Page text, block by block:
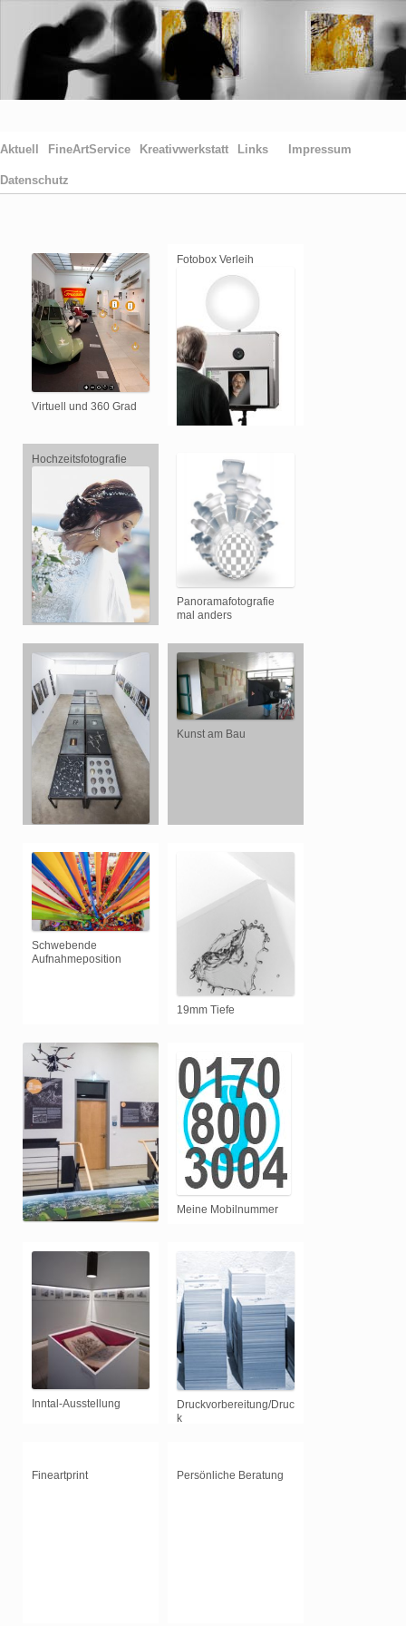
Aktuell FineArtService Kreativwerkstatt Links Impressum
Datenschutz
Virtuell und 360 Grad
Fotobox Verleih
Fotobox Verleih
Hochzeitsfotografie
Panoramafotografie
mal anders
Kunst am Bau
Schwebende
Aufnahmeposition
19mm Tiefe
Meine Mobilnummer
Inntal-Ausstellung
Druckvorbereitung/Druc
k
Fineartprint Persönliche Beratung